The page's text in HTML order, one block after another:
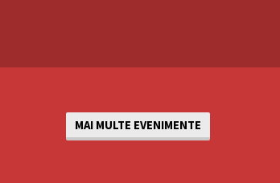
MAI MULTE EVENIMENTE